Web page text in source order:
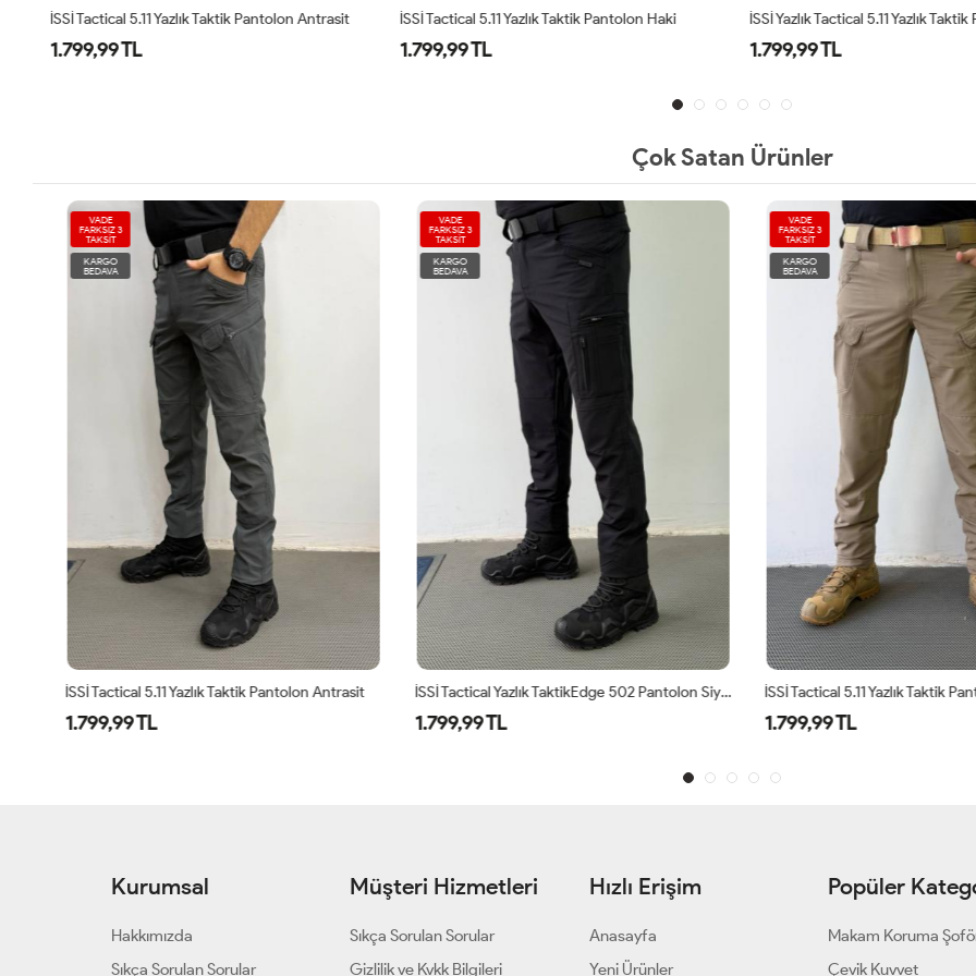
İSSİ Tactical 5.11 Yazlık Taktik Pantolon Antrasit
1.799,99 TL
İSSİ Tactical 5.11 Yazlık Taktik Pantolon Haki
1.799,99 TL 1.799,99 TL
Çok Satan Ürünler
VADE
FARKSIZ 3
TAKSİT
KARGO
BEDAVA
İSSİ Tactical 5.11 Yazlık Taktik Pantolon Antrasit
1.799,99 TL
VADE
FARKSIZ 3
TAKSİT
KARGO
BEDAVA
İSSİ Tactical Yazlık TaktikEdge 502 Pantolon Siyah
1.799,99 TL
VADE
FARKSIZ 3
TAKSİT
KARGO
BEDAVA
İSSİ Tactical 5.11 Yazlık Taktik
1.799,99 TL
Kurumsal
Hakkımızda
Sıkça Sorulan Sorular
Müşteri Hizmetleri
Sıkça Sorulan Sorular
Gizlilik ve Kvkk Bilgileri
Hızlı Erişim
Anasayfa
Yeni Ürünler
Popüler
Makam Koruma
Çevik Kuvvet